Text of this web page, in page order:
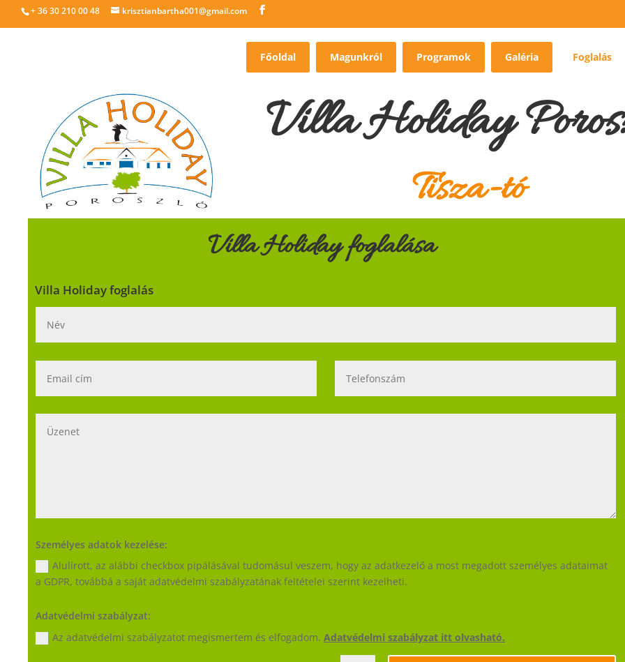
+ 36 30 210 00 48 krisztianbartha001@gmail.com
Főoldal Magunkról Programok Galéria Foglalás
Villa Holiday
Tisza-tó
Villa Holiday foglalása
Villa Holiday foglalás
Személyes adatok kezelése:
Alulírott, az alábbi checkbox pipálásával tudomásul veszem, hogy az adatkezelő a most megadott személyes adataimat
a GDPR, továbbá a saját adatvédelmi szabályzatának feltételei szerint kezelheti.
Adatvédelmi szabályzat:
Az adatvédelmi szabályzatot megismertem és elfogadom.Adatvédelmi szabályzat itt olvasható.